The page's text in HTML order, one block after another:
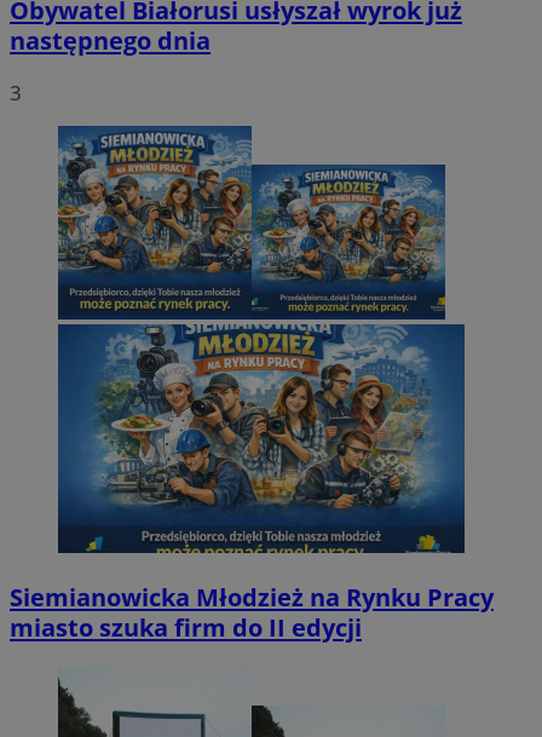
Obywatel Białorusi usłyszał wyrok już
następnego dnia
3
Siemianowicka Młodzież na Rynku Pracy
miasto szuka firm do II edycji